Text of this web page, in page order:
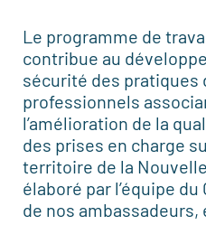
Le programme de
contribue au
sécurité des pratiques
professionnels
l’amélioration de la
des prises en charge
territoire de la
élaboré par l’équipe du
de nos